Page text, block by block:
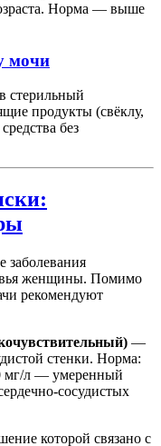
Норма — выше
мочи
стерильный
продукты (свёклу,
без
заболевания
женщины. Помимо
рекомендуют
—
стенки. Норма:
мг/л — умеренный
сосудистых
которой связано с